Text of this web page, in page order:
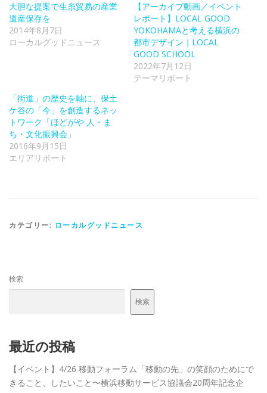
大胆な提案で生糸貿易の産業
遺産保存を
2014年8月7日
ローカルグッドニュース
【アーカイブ動画／イベント
レポート】LOCAL GOOD
YOKOHAMAと考える横浜の
都市デザイン｜LOCAL
GOOD SCHOOL
2022年7月12日
テーマリポート
「街道」の歴史を軸に、保土
ケ谷の「今」を創造するネッ
トワーク「ほどがや 人・ま
ち・文化振興会」
2016年9月15日
エリアリポート
カテゴリー: ローカルグッドニュース
検索
検索
最近の投稿
【イベント】4/26 移動フォーラム「移動の先」の笑顔のためにで
きること、したいこと〜横浜移動サービス協議会20周年記念企